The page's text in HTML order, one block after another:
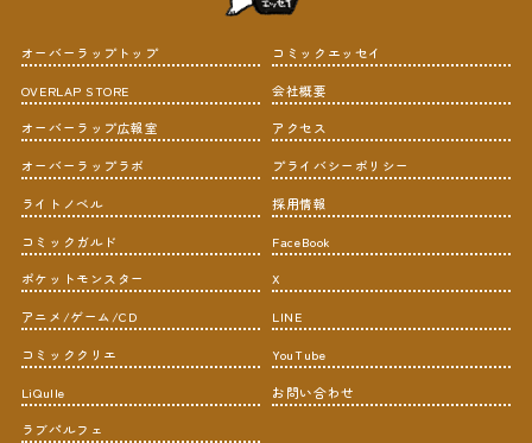
オーバーラップトップ
OVERLAP STORE
オーバーラップ広報室
オーバーラップラボ
ライトノベル
コミックガルド
ポケットモンスター
アニメ/ゲーム/CD
コミッククリエ
LiQulle
ラブパルフェ
コミックエッセイ
会社概要
アクセス
プライバシーポリシー
採用情報
FaceBook
X
LINE
YouTube
お問い合わせ